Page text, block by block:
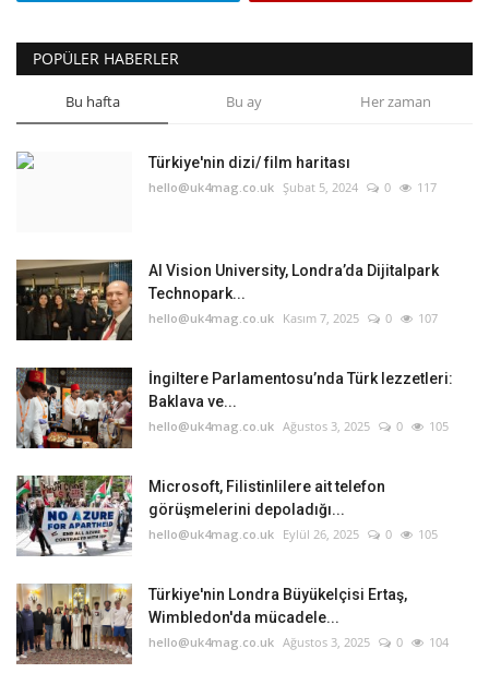
POPÜLER HABERLER
Bu hafta Bu ay Her zaman
Türkiye'nin dizi/ film haritası
hello@uk4mag.co.uk Şubat 5, 2024 0 117
AI Vision University, Londra’da Dijitalpark
Technopark...
hello@uk4mag.co.uk Kasım 7, 2025 0 107
İngiltere Parlamentosu’nda Türk lezzetleri:
Baklava ve...
hello@uk4mag.co.uk Ağustos 3, 2025 0 105
Microsoft, Filistinlilere ait telefon
görüşmelerini depoladığı...
hello@uk4mag.co.uk Eylül 26, 2025 0 105
Türkiye'nin Londra Büyükelçisi Ertaş,
Wimbledon'da mücadele...
hello@uk4mag.co.uk Ağustos 3, 2025 0 104